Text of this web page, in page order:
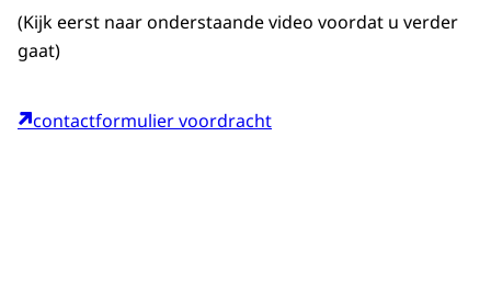
(Kijk eerst naar onderstaande video voordat u verder
gaat)
contactformulier voordracht